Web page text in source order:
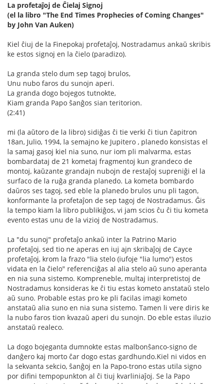
La profetaĵoj de Ĉielaj Signoj
(el la libro "The End Times Prophecies of Coming Changes"
by John Van Auken)
Kiel ĉiuj de la Finepokaj profetaĵoj, Nostradamus ankaŭ skribis
ke estos signoj en la ĉielo (paradizo).
La granda stelo dum sep tagoj brulos,
Unu nubo faros du sunojn aperi.
La granda dogo bojegos tutnokte,
Kiam granda Papo ŝanĝos sian teritorion.
(2:41)
mi (la aŭtoro de la libro) sidiĝas ĉi tie verki ĉi tiun ĉapitron
18an, Julio, 1994, la semajno ke Jupitero , planedo konsistas el
la samaj gasoj kiel nia suno, nur iom pli malvarma, estas
bombardataj de 21 kometaj fragmentoj kun grandeco de
montoj, kaŭzante grandajn nubojn de restaĵoj supreniĝi el la
surfaco de la ruĝa granda planedo. La kometa bombardo
daŭros ses tagoj, sed eble la planedo brulos unu pli tagon,
konformante la profetaĵon de sep tagoj de Nostradamus. Ĝis
la tempo kiam la libro publikiĝos, vi jam scios ĉu ĉi tiu kometa
evento estas unu de la vizioj de Nostradamus.
La "du sunoj" profetaĵo ankaŭ inter la Patrino Mario
profetaĵoj, sed tio ne aperas en iuj ajn skribaĵoj de Cayce
profetaĵoj, krom la frazo "lia stelo (iufoje "lia lumo") estos
vidata en la ĉielo" referenciĝas al alia stelo aŭ suno aperanta
en nia suna sistemo. Kompreneble, multaj interpretistoj de
Nostradamus konsideras ke ĉi tiu estas kometo anstataŭ stelo
aŭ suno. Probable estas pro ke pli facilas imagi kometo
anstataŭ alia suno en nia suna sistemo. Tamen li vere diris ke
la nubo faros tion kvazaŭ aperi du sunojn. Do eble estas iluzio
anstataŭ realeco.
La dogo bojeganta dumnokte estas malbonŝanco-signo de
danĝero kaj morto ĉar dogo estas gardhundo.Kiel ni vidos en
la sekvanta sekcio, ŝanĝoj en la Papo-trono estas utila signo
por difini tempopunkton al ĉi tiuj kvarliniaĵoj. Se la Papo